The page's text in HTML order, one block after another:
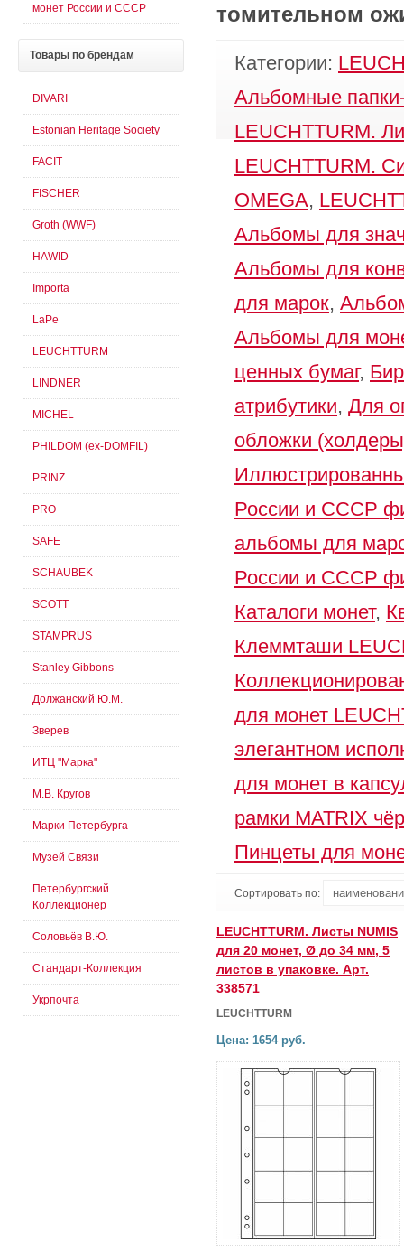
томительном
Категории:
Альбомные
LEUCHTTURM.
LEUCHTTURM.
OMEGA,
Альбомы для
Альбомы для
для марок,
Альбомы для
ценных бумаг,
атрибутики, Для
обложки
России и СССР
альбомы для
России и СССР
Каталоги монет,
Клеммташи
для монет
элегантном
для монет в
рамки MATRIX
Пинцеты для
Сортировать по:
LEUCHTTURM. Листы NUMIS
для 20 монет, Ø до 34 мм, 5
листов в упаковке. Арт.
338571
LEUCHTTURM
Цена: 1654 руб.
монет России и СССР
Товары по брендам
DIVARI
Estonian Heritage Society
FACIT
FISCHER
Groth (WWF)
HAWID
Importa
LaPe
LEUCHTTURM
LINDNER
MICHEL
PHILDOM (ex-DOMFIL)
PRINZ
PRO
SAFE
SCHAUBEK
SCOTT
STAMPRUS
Stanley Gibbons
Должанский Ю.М.
Зверев
ИТЦ "Марка"
М.В. Кругов
Марки Петербурга
Музей Связи
Петербургский
Коллекционер
Соловьёв В.Ю.
Стандарт-Коллекция
Укрпочта